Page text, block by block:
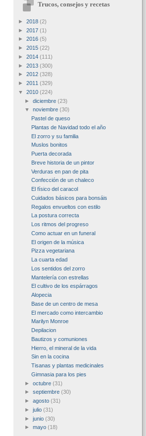
Trucos, consejos y recetas
► 2018 (2)
► 2017 (1)
► 2016 (5)
► 2015 (22)
► 2014 (111)
► 2013 (300)
► 2012 (328)
► 2011 (329)
▼ 2010 (224)
► diciembre (23)
▼ noviembre (30)
Pastel de queso
Plantas de Navidad todo el año
El zorro y su familia
Muslos bonitos
Puerta decorada
Breve historia de un pintor
Verduras en pan de pita
Confección de un chaleco
El físico del caracol
Cuidados básicos para bonsáis
Regalos envueltos con estilo
La postura correcta
Los ritmos del progreso
Como actuar en un funeral
El origen de la música
Pizza vegetariana
La cuarta edad
Los sentidos del zorro
Mantelería con estrellas
El cultivo de los espárragos
Alopecia
Base de un centro de mesa
El mercado como intercambio
Marilyn Monroe
Depilacion
Bautizos y comuniones
Hierro, el mineral de la vida
Sin en la cocina
Tisanas y plantas medicinales
Gimnasia para los pies
► octubre (31)
► septiembre (30)
► agosto (31)
► julio (31)
► junio (30)
► mayo (18)